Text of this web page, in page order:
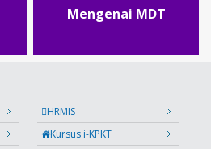
Mengenai MDT
HRMIS
Kursus i-KPKT